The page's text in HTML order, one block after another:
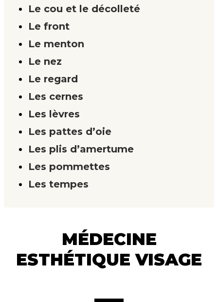
Le cou et le décolleté
Le front
Le menton
Le nez
Le regard
Les cernes
Les lèvres
Les pattes d’oie
Les plis d’amertume
Les pommettes
Les tempes
MÉDECINE
ESTHÉTIQUE VISAGE